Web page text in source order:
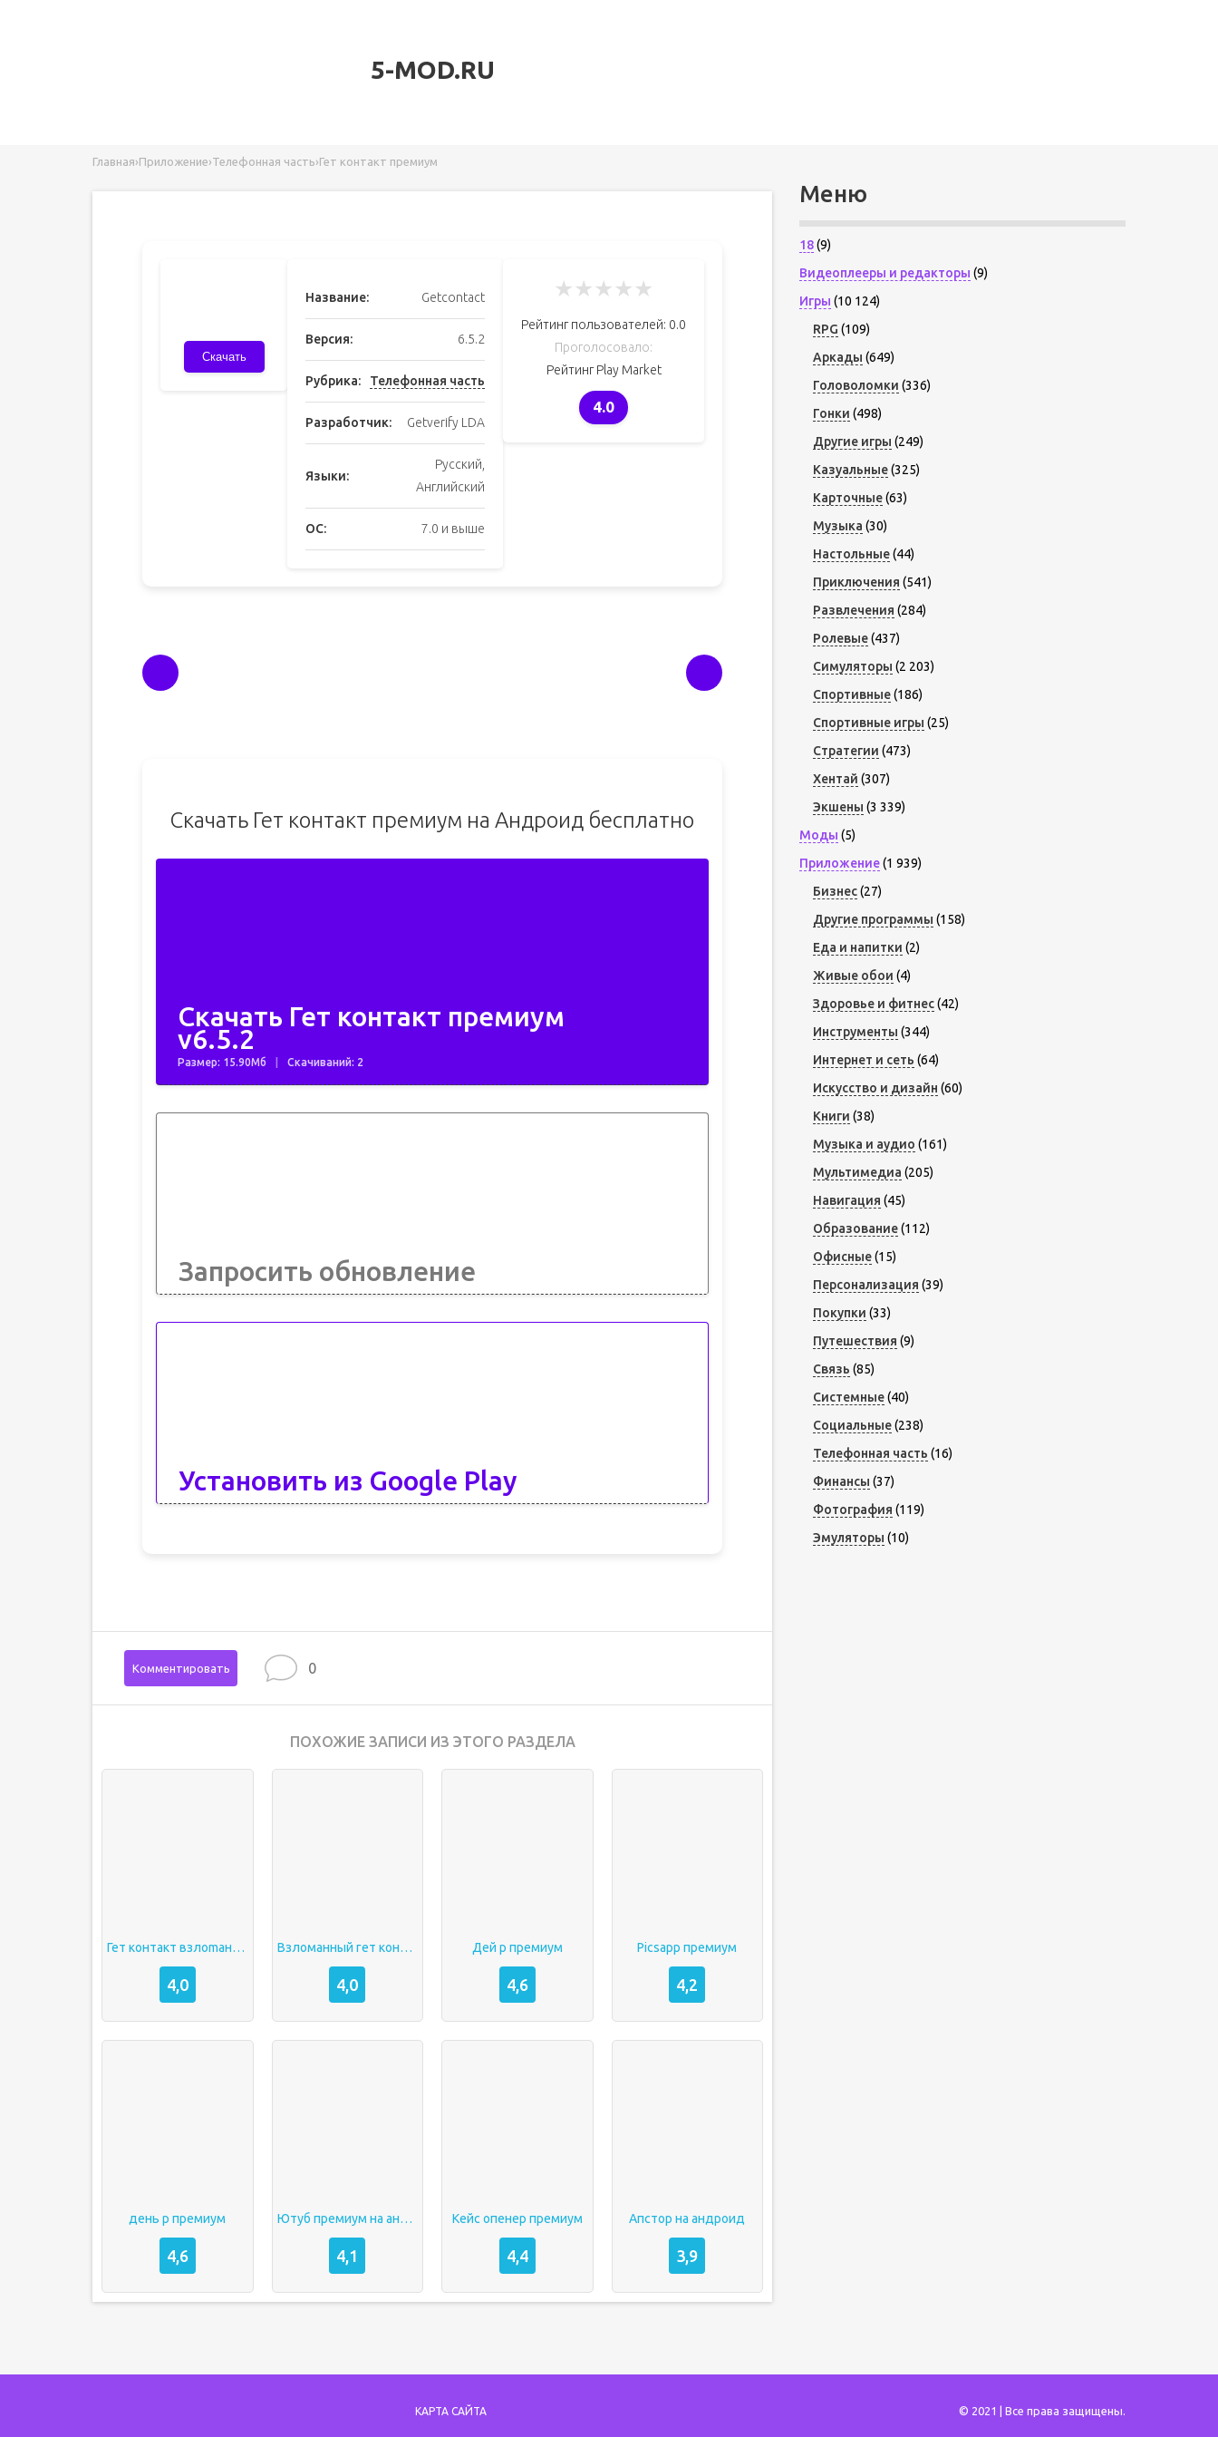
5-MOD.RU
Главная›Приложение›Телефонная часть›Гет контакт премиум
Скачать
Название: Getcontact
Версия: 6.5.2
Рубрика: Телефонная часть
Разработчик: Getverify LDA
Языки:
Русский,
Английский
ОС: 7.0 и выше
★★★★★
Рейтинг пользователей: 0.0
Проголосовало:
Рейтинг Play Market
4.0
Скачать Гет контакт премиум на Андроид бесплатно
Скачать Гет контакт премиум
v6.5.2
Размер: 15.90Мб Скачиваний: 2
Запросить обновление
Установить из Google Play
Комментировать 0
ПОХОЖИЕ ЗАПИСИ ИЗ ЭТОГО РАЗДЕЛА
Гет контакт взлоmанную премиум
4,0
Взломанный гет контакт
4,0
Дей р премиум
4,6
Picsapp премиум
4,2
день р премиум
4,6
Ютуб премиум на андроид
4,1
Кейс опенер премиум
4,4
Апстор на андроид
3,9
Меню
18(9)
Видеоплееры и редакторы (9)
Игры (10 124)
RPG (109)
Аркады (649)
Головоломки (336)
Гонки (498)
Другие игры (249)
Казуальные(325)
Карточные(63)
Музыка (30)
Настольные(44)
Приключения (541)
Развлечения (284)
Ролевые(437)
Симуляторы (2 203)
Спортивные(186)
Спортивные игры (25)
Стратегии (473)
Хентай (307)
Экшены (3 339)
Моды (5)
Приложение(1 939)
Бизнес(27)
Другие программы (158)
Еда и напитки (2)
Живые обои (4)
Здоровье и фитнес(42)
Инструменты (344)
Интернет и сеть (64)
Искусство и дизайн (60)
Книги (38)
Музыка и аудио (161)
Мультимедиа (205)
Навигация (45)
Образование(112)
Офисные(15)
Персонализация (39)
Покупки (33)
Путешествия (9)
Связь (85)
Системные(40)
Социальные(238)
Телефонная часть (16)
Финансы (37)
Фотография (119)
Эмуляторы (10)
КАРТА САЙТА © 2021 | Все права защищены.